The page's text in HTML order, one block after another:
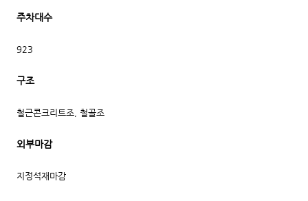
주차대수
923
구조
철근콘크리트조, 철골조
외부마감
지정석재마감